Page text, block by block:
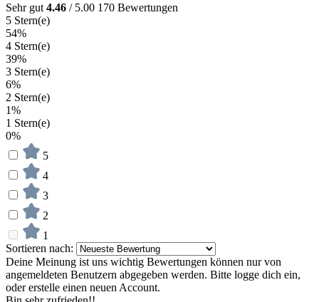
Sehr gut 4.46 / 5.00 170 Bewertungen
5 Stern(e)
54%
4 Stern(e)
39%
3 Stern(e)
6%
2 Stern(e)
1%
1 Stern(e)
0%
5
4
3
2
1
Sortieren nach:
Deine Meinung ist uns wichtig Bewertungen können nur von
angemeldeten Benutzern abgegeben werden. Bitte logge dich ein,
oder erstelle einen neuen Account.